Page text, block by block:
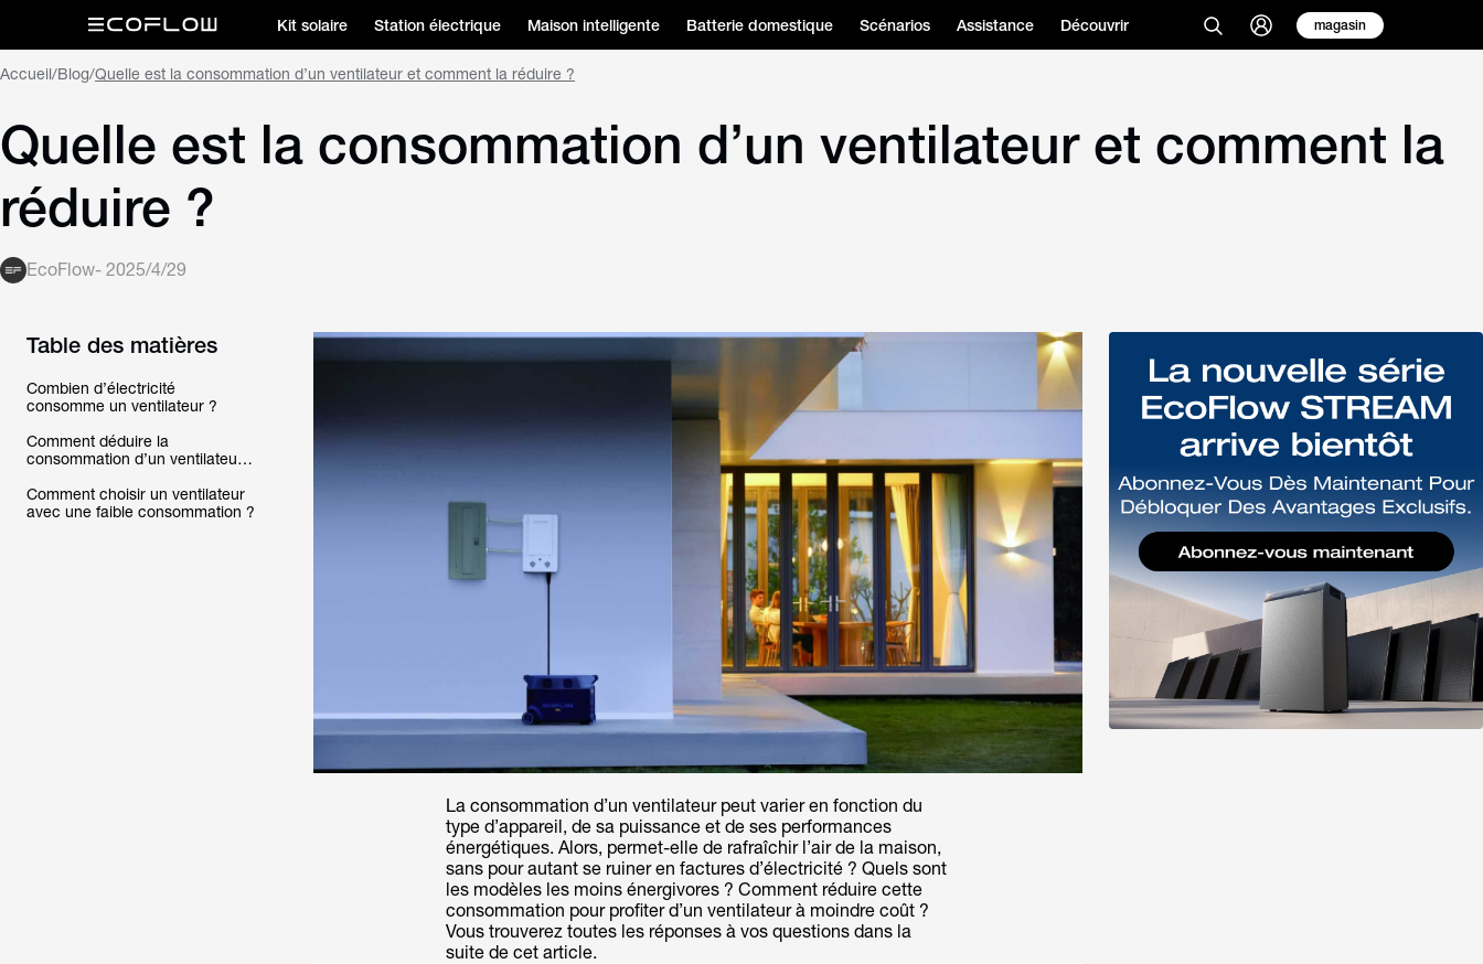
Kit solaire Station électrique Maison intelligente Batterie domestique Scénarios Assistance Découvrir magasin
Accueil/Blog/Quelle est la consommation d’un ventilateur et comment la réduire ?
Quelle est la consommation d’un ventilateur et comment la
réduire ?
EcoFlow- 2025/4/29
Table des matières
Combien d’électricité
consomme un ventilateur ?
Comment déduire la
consommation d’un ventilateur
solutions solaires ?
Comment choisir un ventilateur
avec une faible consommation ?
La consommation d’un ventilateur peut varier en fonction du
type d’appareil, de sa puissance et de ses performances
énergétiques. Alors, permet-elle de rafraîchir l’air de la maison,
sans pour autant se ruiner en factures d’électricité ? Quels sont
les modèles les moins énergivores ? Comment réduire cette
consommation pour profiter d’un ventilateur à moindre coût ?
Vous trouverez toutes les réponses à vos questions dans la
suite de cet article.